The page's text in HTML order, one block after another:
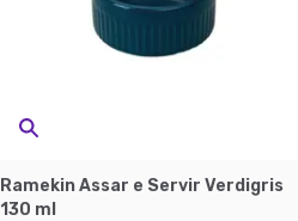
Ramekin Assar e Servir Verdigris
130 ml